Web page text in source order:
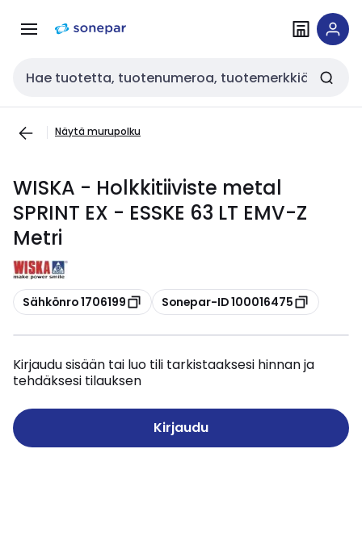
navigointiinsisältöön
Haku
Näytä murupolku
WISKA - Holkkitiiviste metal
SPRINT EX - ESSKE 63 LT EMV-Z
Metri
Kopioi
Sähkönro 1706199 Kopioi
Sonepar-ID 100016475
Kirjaudu sisään tai luo tili tarkistaaksesi hinnan ja
tehdäksesi tilauksen
Kirjaudu